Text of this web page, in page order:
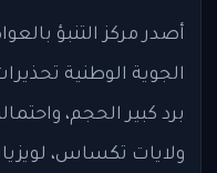
أصدر مركز التنبؤ
الجوية الوطنية
برد كبير الحجم،
ولايات تكساس،